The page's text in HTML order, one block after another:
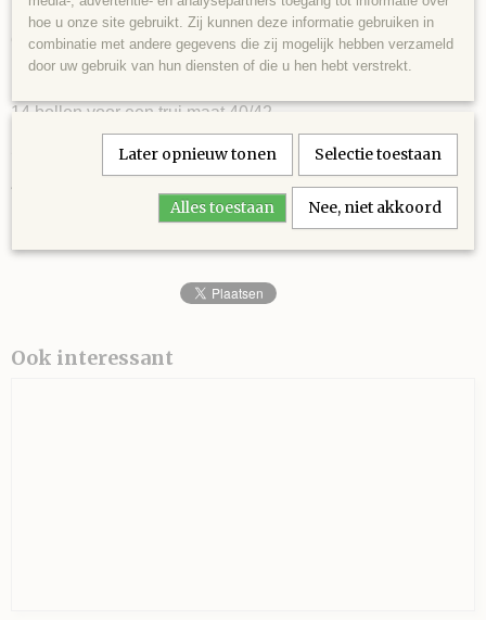
kledingstukken maken, het garen geeft een leuk speels
effect.
14 bollen voor een trui maat 40/42
50 gram ca. 70 meter looplengte.
40% Wol, 40% Polyamide en 20% Acryl.
Ook interessant
hoe u onze site gebruikt. Zij kunnen deze informatie gebruiken in
combinatie met andere gegevens die zij mogelijk hebben verzameld
door uw gebruik van hun diensten of die u hen hebt verstrekt.
Later opnieuw tonen Selectie toestaan
Alles toestaan Nee, niet akkoord